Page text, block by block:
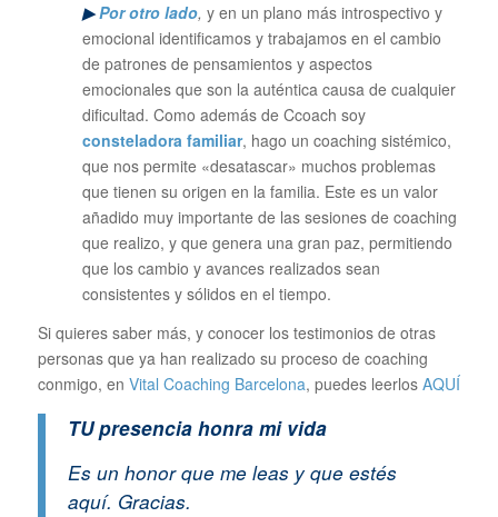
▶Por otro lado, y en un plano más introspectivo y
emocional identificamos y trabajamos en el cambio
de patrones de pensamientos y aspectos
emocionales que son la auténtica causa de cualquier
dificultad. Como además de Ccoach soy
consteladora familiar, hago un coaching sistémico,
que nos permite «desatascar» muchos problemas
que tienen su origen en la familia. Este es un valor
añadido muy importante de las sesiones de coaching
que realizo, y que genera una gran paz, permitiendo
que los cambio y avances realizados sean
consistentes y sólidos en el tiempo.
Si quieres saber más, y conocer los testimonios de otras
personas que ya han realizado su proceso de coaching
conmigo, en Vital Coaching Barcelona, puedes leerlos AQUÍ
TU presencia honra mi vida
Es un honor que me leas y que estés
aquí. Gracias.